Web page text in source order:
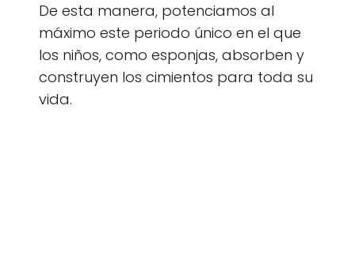
De esta manera, potenciamos al
máximo este periodo único en el que
los niños, como esponjas, absorben y
construyen los cimientos para toda su
vida.